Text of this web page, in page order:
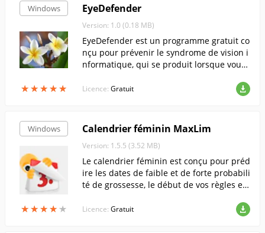
Windows
★★★★★
★★★★★
EyeDefender
Version: 1.0 (0.18 MB)
EyeDefender est un programme gratuit co
nçu pour prévenir le syndrome de vision i
nformatique, qui se produit lorsque vous
gues périodes.
Licence: Gratuit
Windows
★★★★★
★★★★★
Calendrier féminin MaxLim
Version: 1.5.5 (3.52 MB)
Le calendrier féminin est conçu pour préd
ire les dates de faible et de forte probabili
té de grossesse, le début de vos règles et l
Licence: Gratuit